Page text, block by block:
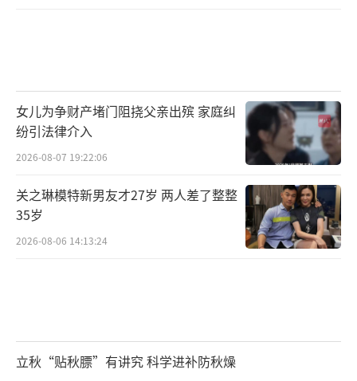
女儿为争财产堵门阻挠父亲出殡 家庭纠
纷引法律介入
2026-08-07 19:22:06
关之琳模特新男友才27岁 两人差了整整
35岁
2026-08-06 14:13:24
立秋“贴秋膘”有讲究 科学进补防秋燥